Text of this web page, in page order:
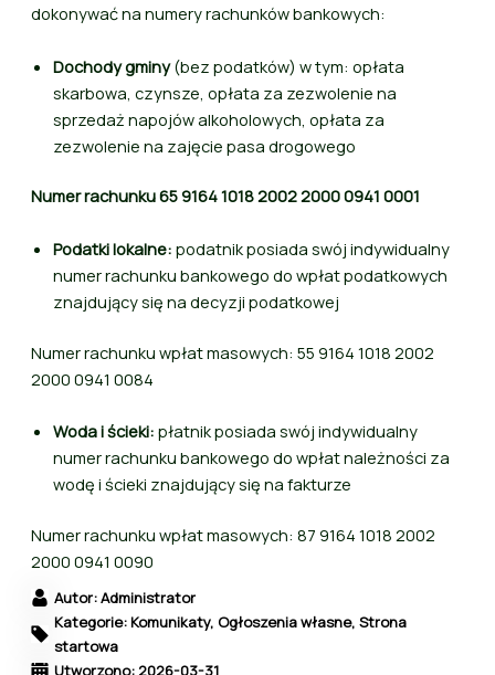
dokonywać na numery rachunków bankowych:
Dochody gminy(bez podatków) w tym: opłata
skarbowa, czynsze, opłata za zezwolenie na
sprzedaż napojów alkoholowych, opłata za
zezwolenie na zajęcie pasa drogowego
Numer rachunku 65 9164 1018 2002 2000 0941 0001
Podatki lokalne: podatnik posiada swój indywidualny
numer rachunku bankowego do wpłat podatkowych
znajdujący się na decyzji podatkowej
Numer rachunku wpłat masowych: 55 9164 1018 2002
2000 0941 0084
Woda i ścieki: płatnik posiada swój indywidualny
numer rachunku bankowego do wpłat należności za
wodę i ścieki znajdujący się na fakturze
Numer rachunku wpłat masowych: 87 9164 1018 2002
2000 0941 0090
Autor: Administrator
Kategorie: Komunikaty, Ogłoszenia własne, Strona
startowa
Utworzono: 2026-03-31